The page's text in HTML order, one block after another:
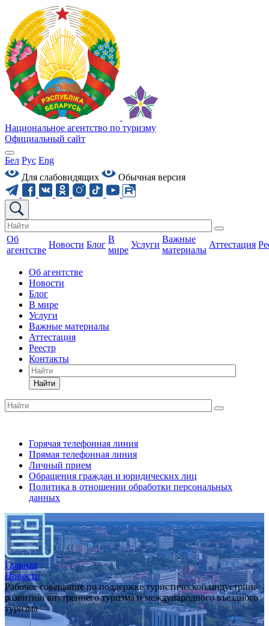
Национальное агентство по туризму
Официальный сайт
Бел Рус Eng
Для слабовидящих
Обычная версия
Об
агентстве
Новости Блог
В
мире
Услуги
Важные
материалы
Аттестация
Об агентстве
Новости
Блог
В мире
Услуги
Важные материалы
Аттестация
Реестр
Контакты
Найти
Горячая телефонная линия
Прямая телефонная линия
Личный прием
Обращения граждан и юридических лиц
Политика в отношении обработки персональных
данных
Главная
Новости
Рабочее совещание по поддержке туристической индустрии,
развитию внутреннего туризма и международного въездного
туризма